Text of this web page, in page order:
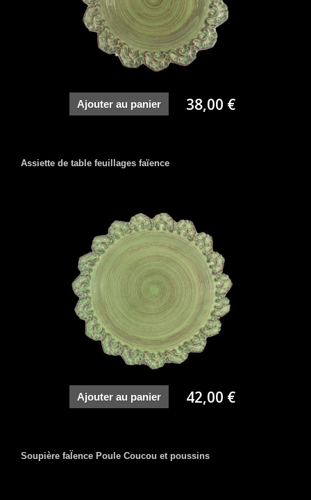
Ajouter au panier 38,00 €
Assiette de table feuillages faïence
Ajouter au panier 42,00 €
Soupière faÏence Poule Coucou et poussins